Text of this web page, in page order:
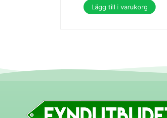
Lägg till i varukorg